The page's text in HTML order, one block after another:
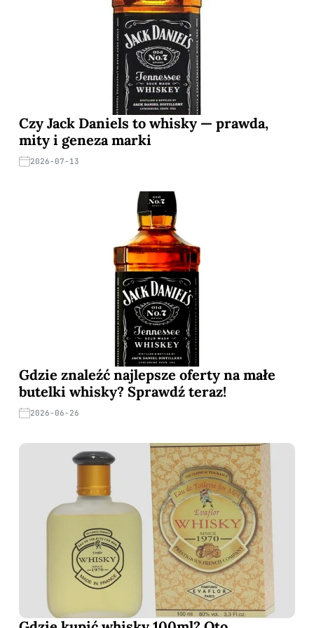
Czy Jack Daniels to whisky — prawda,
mity i geneza marki
2026-07-13
Gdzie znaleźć najlepsze oferty na małe
butelki whisky? Sprawdź teraz!
2026-06-26